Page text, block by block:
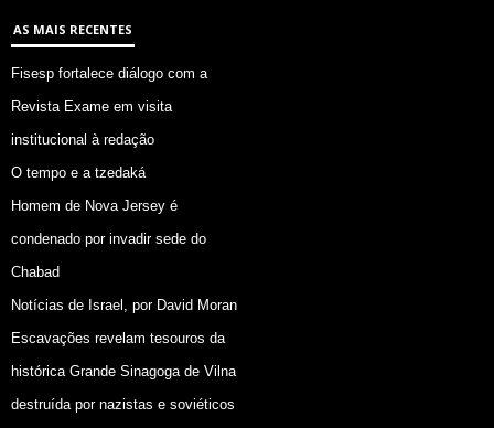
AS MAIS RECENTES
Fisesp fortalece diálogo com a
Revista Exame em visita
institucional à redação
O tempo e a tzedaká
Homem de Nova Jersey é
condenado por invadir sede do
Chabad
Notícias de Israel, por David Moran
Escavações revelam tesouros da
histórica Grande Sinagoga de Vilna
destruída por nazistas e soviéticos